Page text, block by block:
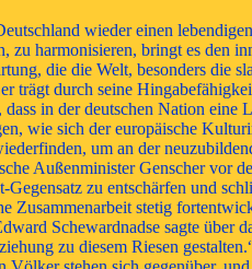
wieder einen
zu harmonisieren, bringt es den
die die Welt, besonders die
trägt durch seine
dass in der deutschen Nation
wie sich der europäische
um an der
Außenminister Genscher
Gegensatz zu entschärfen und
Zusammenarbeit stetig
Schewardnadse sagte über
zu diesem Riesen